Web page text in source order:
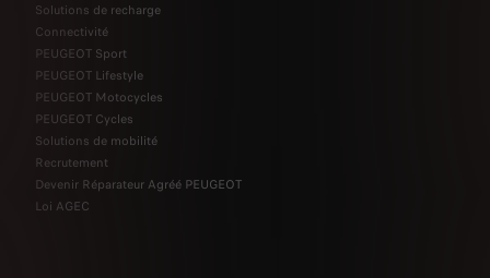
Solutions de recharge
Connectivité
PEUGEOT Sport
PEUGEOT Lifestyle
PEUGEOT Motocycles
PEUGEOT Cycles
Solutions de mobilité
Recrutement
Devenir Réparateur Agréé PEUGEOT
Loi AGEC